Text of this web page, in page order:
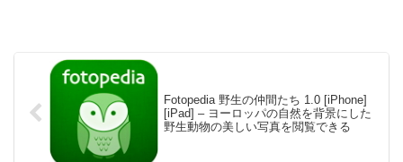
Fotopedia 野生の仲間たち 1.0 [iPhone]
[iPad] – ヨーロッパの自然を背景にした
野生動物の美しい写真を閲覧できる